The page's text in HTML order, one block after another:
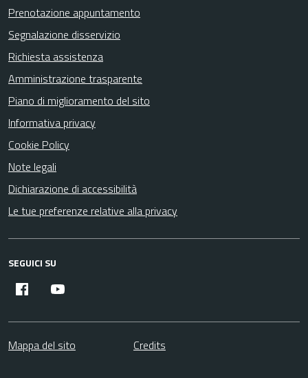
Prenotazione appuntamento
Segnalazione disservizio
Richiesta assistenza
Amministrazione trasparente
Piano di miglioramento del sito
Informativa privacy
Cookie Policy
Note legali
Dichiarazione di accessibilità
Le tue preferenze relative alla privacy
SEGUICI SU
Facebook
Mappa del sito Credits